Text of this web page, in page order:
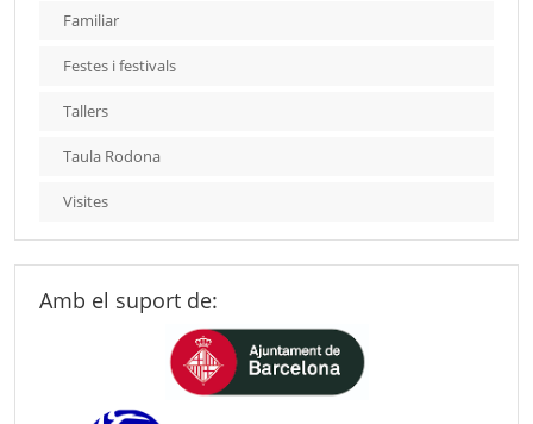
Familiar
Festes i festivals
Tallers
Taula Rodona
Visites
Amb el suport de: